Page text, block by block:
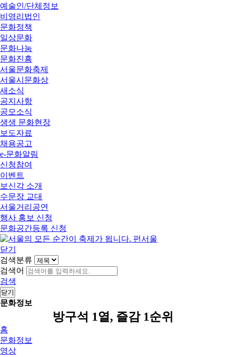
예술인/단체정보
비영리법인
문화정책
일상문화
문화나눔
문화진흥
서울문화축제
서울시문화상
새소식
공지사항
공모소식
생생 문화현장
보도자료
채용공고
e-문화알림
신청참여
이벤트
보신각 소개
수문장 교대
서울거리공연
행사 홍보 신청
문화공간등록 신청
닫기
검색분류
검색어
검색
닫기
문화정보
방구석 1열, 즐감 1순위
홈
문화정보
영상